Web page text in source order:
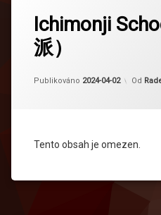
Ichimonji
派）
Publikováno 2024-04-02 Od
Tento obsah je omezen.